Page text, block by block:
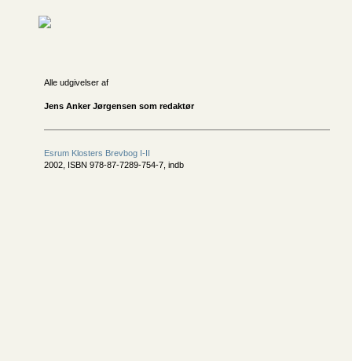
Alle udgivelser af
Jens Anker Jørgensen som redaktør
Esrum Klosters Brevbog I-II
2002, ISBN 978-87-7289-754-7, indb